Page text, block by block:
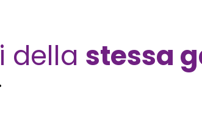
della stessa